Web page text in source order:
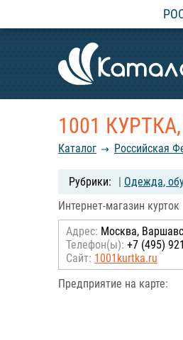
1001
Каталог Российcкая
| Одежда,
Интернет-магазин курток
Адрес: Москва,
Телефон(ы): +7 (495)
Сайт: 1001kurtka.ru
Предприятие на карте: